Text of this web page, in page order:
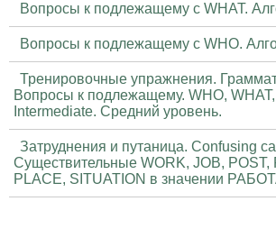
Вопросы к подлежащему с WHAT.
Вопросы к подлежащему с WHO.
Тренировочные упражнения.
Вопросы к подлежащему. WHO,
Intermediate. Средний уровень.
Затруднения и путаница. Confusing
Существительные WORK, JOB, POST,
PLACE, SITUATION в значении